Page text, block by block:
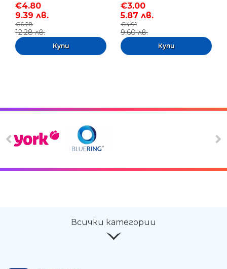
€4.80
9.39 лв.
€6.28
12.28 лв.
€3.00
5.87 лв.
€4.91
9.60 лв.
Всички категории